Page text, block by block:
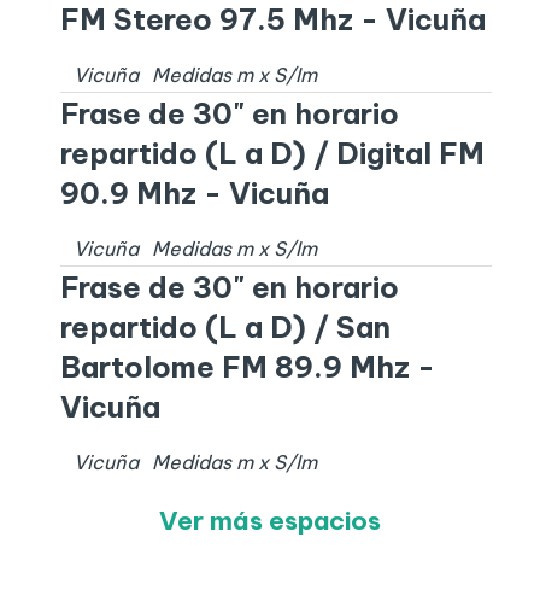
FM Stereo 97.5 Mhz - Vicuña
Vicuña Medidas m x S/Im
Frase de 30" en horario
repartido (L a D) / Digital FM
90.9 Mhz - Vicuña
Vicuña Medidas m x S/Im
Frase de 30" en horario
repartido (L a D) / San
Bartolome FM 89.9 Mhz -
Vicuña
Vicuña Medidas m x S/Im
Ver más espacios